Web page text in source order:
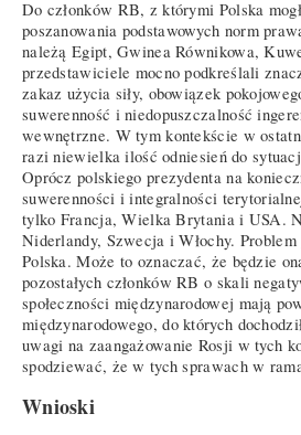
Do członków RB, z którymi Polska
poszanowania podstawowych norm
należą Egipt, Gwinea Równikowa,
przedstawiciele mocno podkreślali
zakaz użycia siły, obowiązek
suwerenność i niedopuszczalność
wewnętrzne. W tym kontekście w
razi niewielka ilość odniesień do
Oprócz polskiego prezydenta na
suwerenności i integralności
tylko Francja, Wielka Brytania i USA.
Niderlandy, Szwecja i Włochy.
Polska. Może to oznaczać, że będzie
pozostałych członków RB o skali
społeczności międzynarodowej mają
międzynarodowego, do których
uwagi na zaangażowanie Rosji w tych
spodziewać, że w tych sprawach w
Wnioski